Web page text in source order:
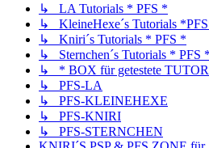
↳ LA Tutorials * PFS *
↳ KleineHexe´s Tutorials
↳ Kniri´s Tutorials * PFS *
↳ Sternchen´s Tutorials * PFS *
↳ * BOX für getestete
↳ PFS-LA
↳ PFS-KLEINEHEXE
↳ PFS-KNIRI
↳ PFS-STERNCHEN